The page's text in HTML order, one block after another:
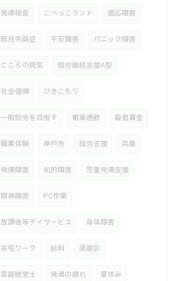
発達検査 こべっこランド 適応障害
統合失調症 不安障害 パニック障害
こころの病気 就労継続支援A型
社会復帰 ひきこもり
一般就労を目指す 電車通勤 最低賃金
職業体験 神戸市 就労支援 兵庫
発達障害 知的障害 児童発達支援
精神障害 PC作業
放課後等デイサービス 身体障害
在宅ワーク 給料 須磨区
言語聴覚士 発達の遅れ 夏休み